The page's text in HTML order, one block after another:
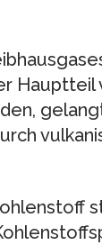
Hauptteil